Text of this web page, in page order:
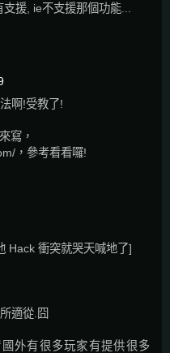
援, ie不支援那個功能...
啊!受教了!
寫，
，參考看看囉!
Hack 衝突就哭天喊地了]
適從.囧
外有很多玩家有提供很多